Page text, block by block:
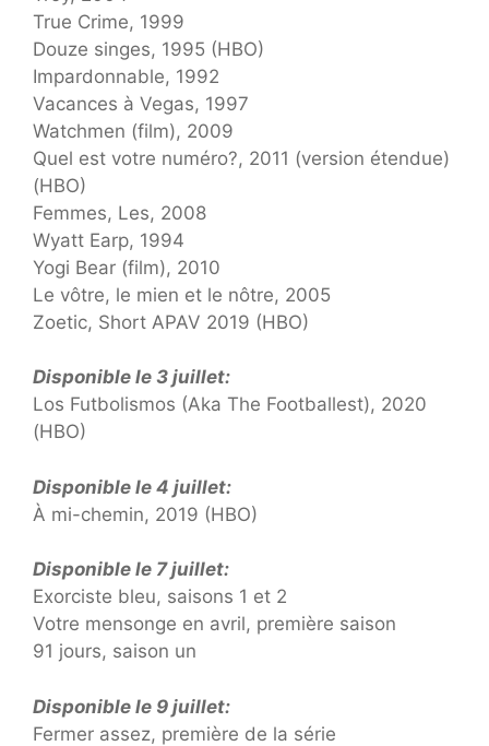
True Crime, 1999
Douze singes, 1995 (HBO)
Impardonnable, 1992
Vacances à Vegas, 1997
Watchmen (film), 2009
Quel est votre numéro?, 2011 (version étendue)
(HBO)
Femmes, Les, 2008
Wyatt Earp, 1994
Yogi Bear (film), 2010
Le vôtre, le mien et le nôtre, 2005
Zoetic, Short APAV 2019 (HBO)
Disponible le 3 juillet:
Los Futbolismos (Aka The Footballest), 2020
(HBO)
Disponible le 4 juillet:
À mi-chemin, 2019 (HBO)
Disponible le 7 juillet:
Exorciste bleu, saisons 1 et 2
Votre mensonge en avril, première saison
91 jours, saison un
Disponible le 9 juillet:
Fermer assez, première de la série